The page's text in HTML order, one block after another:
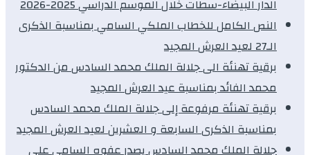
الدار البيضاء-سطات خلال الموسم الدراسي 2025-2026
النص الكامل للخطاب الملكي السامي بمناسبة الذكرى
الـ27 لعيد العرش المجيد
برقية تهنئة الى جلالة الملك محمد السادس من الدكتور
محمد الفائد بمناسبة عيد العرش المجيد
برقية تهنئة مرفوعة إلى جلالة الملك محمد السادس
بمناسبة الذكرى السابعة و العشرين لعيد العرش المجيد
جلالة الملك محمد السادس يصدر عفوه السامي على